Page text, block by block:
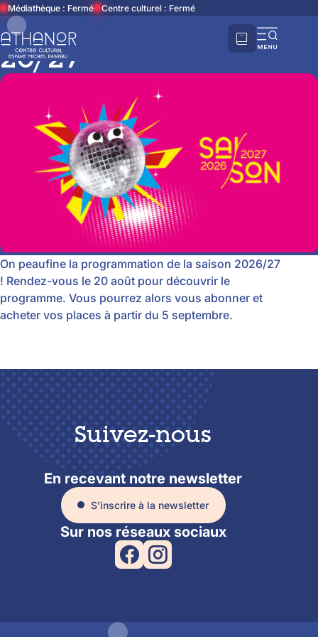
Centre culturel : Fermé
Médiathèque : Fermé
la
La programmation
26/27
Accueil La saison culturelle La programmation 26/27
On peaufine la programmation de la saison 2026/27
! Rendez-vous le 20 août pour découvrir le
programme. Vous pourrez alors vous abonner et
acheter vos places à partir du 5 septembre.
Suivez-nous
En recevant notre newsletter
S’inscrire à la newsletter
Sur nos réseaux sociaux